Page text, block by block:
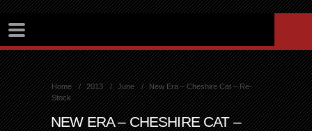
Home 2013 June
New Era – Cheshire Cat – Re-
Stock
NEW ERA – CHESHIRE CAT –